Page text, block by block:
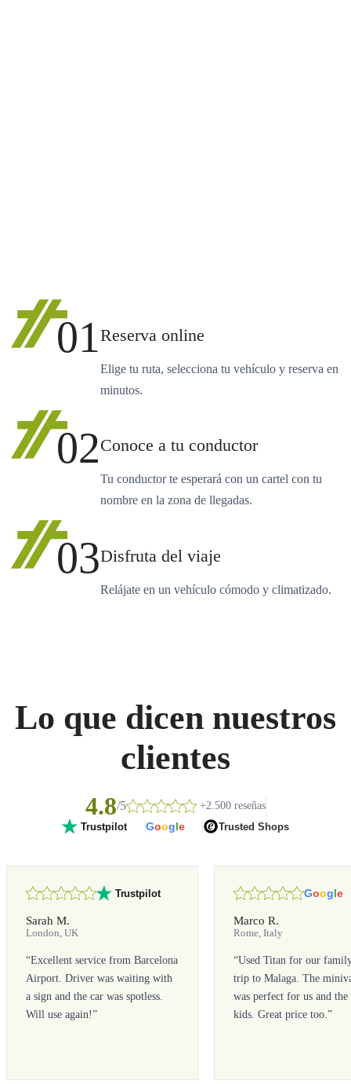
01Reserva online
Elige tu ruta, selecciona tu vehículo y reserva en
minutos.
02Conoce a tu conductor
Tu conductor te esperará con un cartel con tu
nombre en la zona de llegadas.
03Disfruta del viaje
Relájate en un vehículo cómodo y climatizado.
Lo que dicen nuestros
clientes
4.8/5 +2.500 reseñas
Trustpilot Google Trusted Shops
Trustpilot
Sarah M.
London, UK
“Excellent service from Barcelona
Airport. Driver was waiting with
a sign and the car was spotless.
Will use again!”
Google
Marco R.
Rome, Italy
“Used Titan for our
trip to Malaga. The
was perfect for us and the
kids. Great price too.”